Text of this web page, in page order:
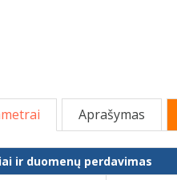
Aprašymas
ir duomenų perdavimas